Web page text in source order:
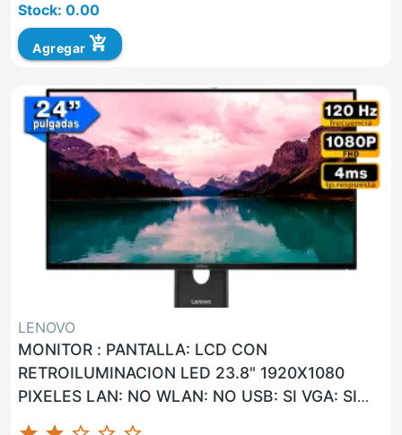
Stock: 0.00
Agregar add_shopping_cart
LENOVO
MONITOR : PANTALLA: LCD CON
RETROILUMINACION LED 23.8" 1920X1080
PIXELES LAN: NO WLAN: NO USB: SI VGA: SI
HDMI: SI G. F: 36 MESES ON-SITE UNIDAD